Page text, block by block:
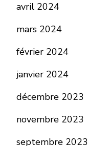
avril 2024
mars 2024
février 2024
janvier 2024
décembre 2023
novembre 2023
septembre 2023